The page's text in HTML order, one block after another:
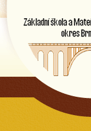
Dolní
okres